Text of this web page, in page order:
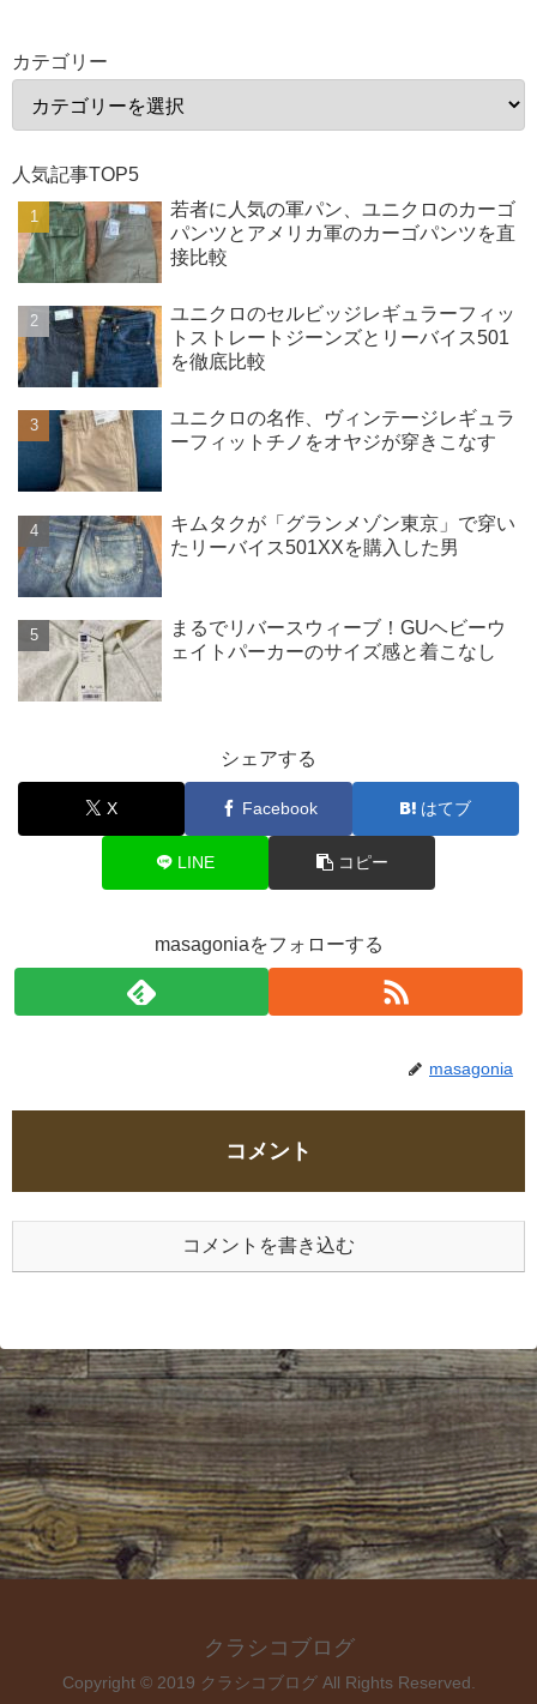
カテゴリー
人気記事TOP5
若者に人気の軍パン、ユニクロのカーゴ
パンツとアメリカ軍のカーゴパンツを直
接比較
ユニクロのセルビッジレギュラーフィッ
トストレートジーンズとリーバイス501
を徹底比較
ユニクロの名作、ヴィンテージレギュラ
ーフィットチノをオヤジが穿きこなす
キムタクが「グランメゾン東京」で穿い
たリーバイス501XXを購入した男
まるでリバースウィーブ！GUヘビーウ
ェイトパーカーのサイズ感と着こなし
シェアする
X Facebook はてブ
LINE コピー
masagoniaをフォローする
masagonia
コメント
コメントを書き込む
クラシコブログ
Copyright © 2019 クラシコブログ All Rights Reserved.